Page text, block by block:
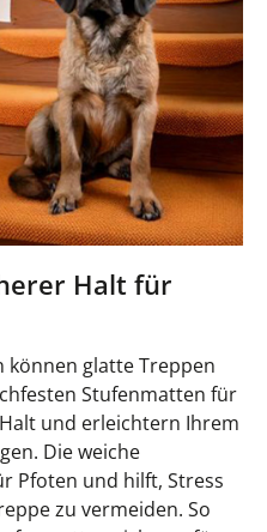
Halt für
können glatte Treppen
Stufenmatten für
und erleichtern Ihrem
Die weiche
Pfoten und hilft, Stress
zu vermeiden. So